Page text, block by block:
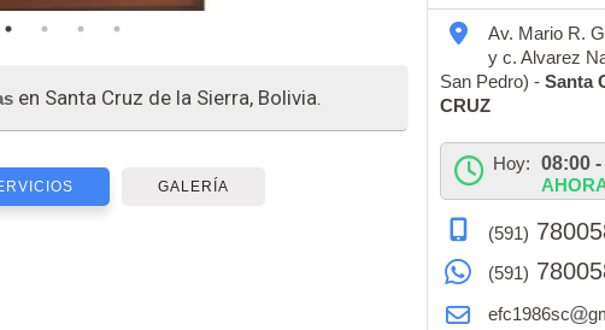
en Santa Cruz de la Sierra, Bolivia.
GALERÍA
Av. Mario R.
y c. Alvarez
San Pedro) - Santa
CRUZ
Hoy: 08:00
(591)
(591)
efc1986sc